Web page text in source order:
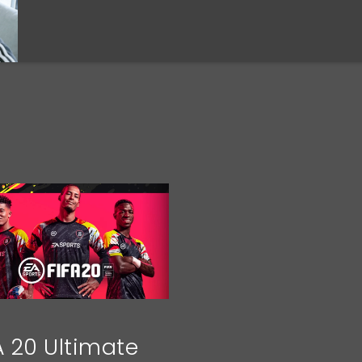
20 Ultimate